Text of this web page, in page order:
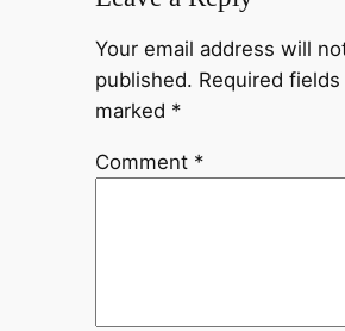
Your email address will
published. Required fields
marked *
Comment *